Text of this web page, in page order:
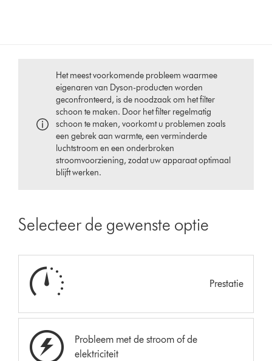
Het meest voorkomende probleem waarmee
eigenaren van Dyson-producten worden
geconfronteerd, is de noodzaak om het filter
schoon te maken. Door het filter regelmatig
schoon te maken, voorkomt u problemen zoals
een gebrek aan warmte, een verminderde
luchtstroom en een onderbroken
stroomvoorziening, zodat uw apparaat optimaal
blijft werken.
Selecteer de gewenste optie
Prestatie
Probleem met de stroom of de
elektriciteit